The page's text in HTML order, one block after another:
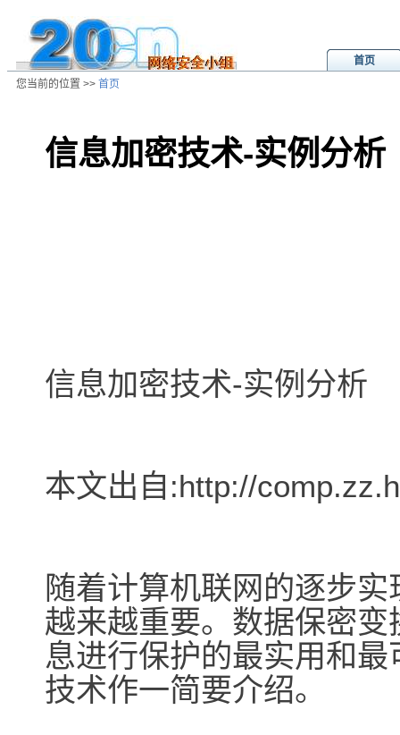
首页
您当前的位置 >> 首页
信息加密技术-实例分析
信息加密技术-实例分析
本文出自:http://
随着计算机联网的逐步
越来越重要。数据保密
息进行保护的最实用和
技术作一简要介绍。